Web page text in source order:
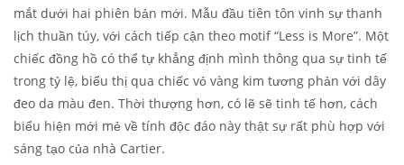
mắt dưới hai phiên bản mới. Mẫu đầu tiên tôn vinh sự thanh
lịch thuần túy, với cách tiếp cận theo motif “Less is More”. Một
chiếc đồng hồ có thể tự khẳng định mình thông qua sự tinh tế
trong tỷ lệ, biểu thị qua chiếc vỏ vàng kim tương phản với dây
đeo da màu đen. Thời thượng hơn, có lẽ sẽ tinh tế hơn, cách
biểu hiện mới mẻ về tính độc đáo này thật sự rất phù hợp với
sáng tạo của nhà Cartier.